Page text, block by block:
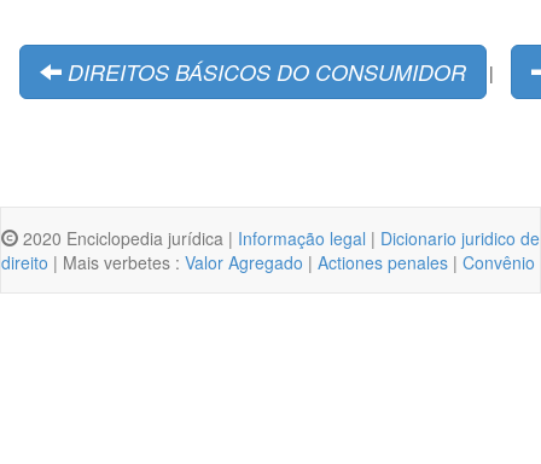
DIREITOS BÁSICOS DO CONSUMIDOR |
2020 Enciclopedia jurídica | Informação legal | Dicionario juridico de
direito | Mais verbetes : Valor Agregado | Actiones penales | Convênio